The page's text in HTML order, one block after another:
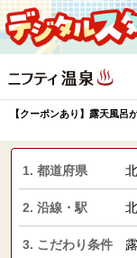
【クーポンあり】露天風
1. 都道府県
2. 沿線・駅
3. こだわり条件